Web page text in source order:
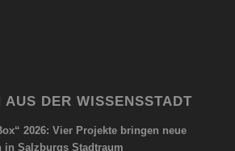
AUS DER WISSENSSTADT
2026: Vier Projekte bringen neue
in Salzburgs Stadtraum